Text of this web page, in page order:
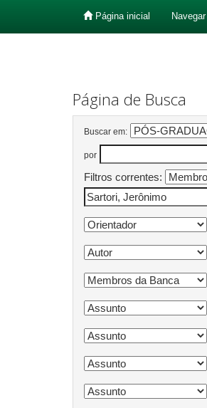
Página inicial Navegar
Página de Busca
Buscar em:
por
Filtros correntes: